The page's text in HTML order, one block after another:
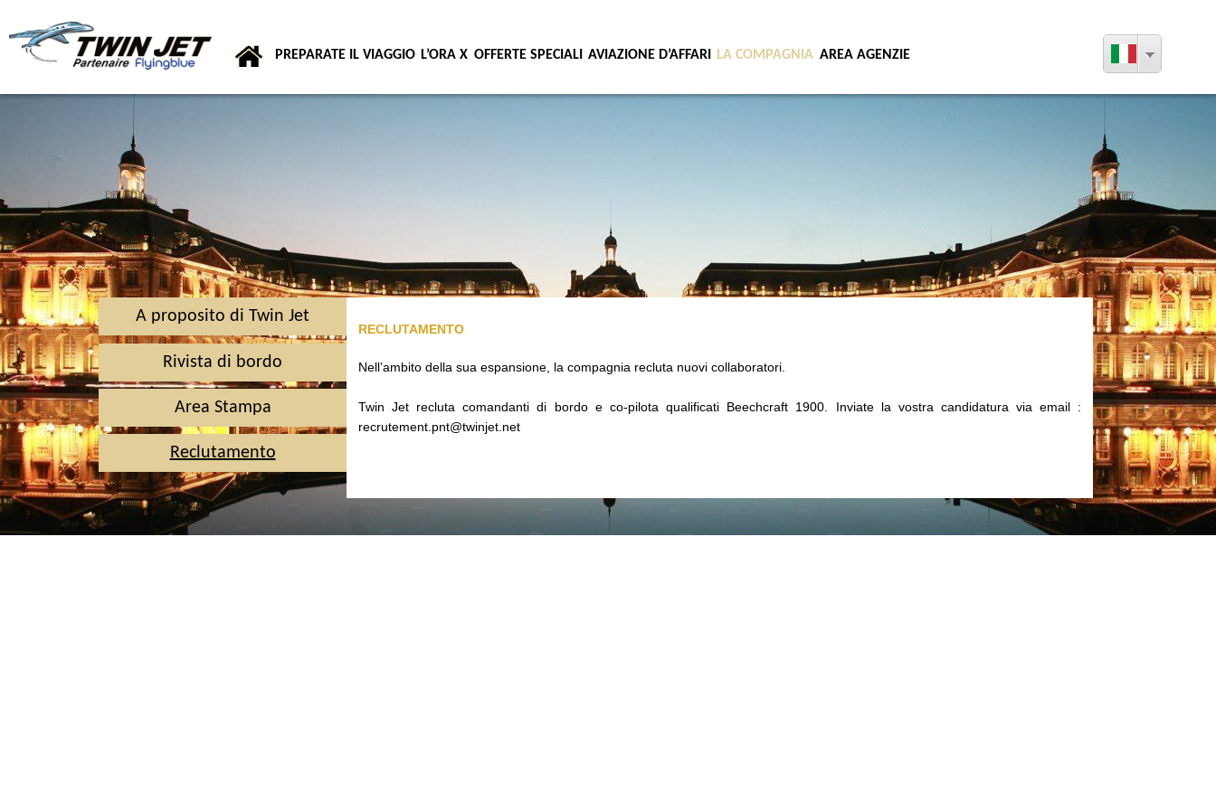
PREPARATE IL VIAGGIO L’ORA X OFFERTE SPECIALI AVIAZIONE D’AFFARI LA COMPAGNIA AREA AGENZIE
A proposito di Twin Jet
Rivista di bordo
Area Stampa
Reclutamento
RECLUTAMENTO
Nell’ambito della sua espansione, la compagnia recluta nuovi collaboratori.
Twin Jet recluta comandanti di bordo e co-pilota qualificati Beechcraft 1900. Inviate la vostra candidatura via email :
recrutement.pnt@twinjet.net